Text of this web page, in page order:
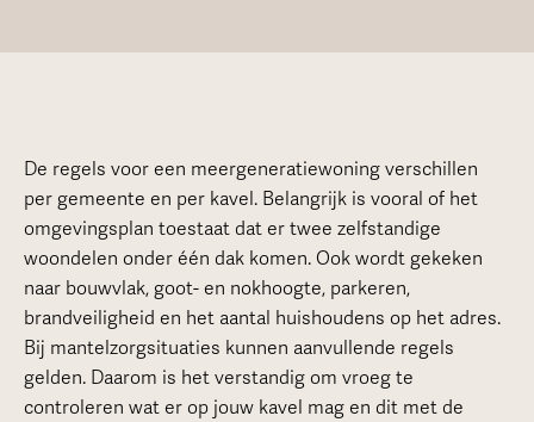
De regels voor een meergeneratiewoning verschillen
per gemeente en per kavel. Belangrijk is vooral of het
omgevingsplan toestaat dat er twee zelfstandige
woondelen onder één dak komen. Ook wordt gekeken
naar bouwvlak, goot- en nokhoogte, parkeren,
brandveiligheid en het aantal huishoudens op het adres.
Bij mantelzorgsituaties kunnen aanvullende regels
gelden. Daarom is het verstandig om vroeg te
controleren wat er op jouw kavel mag en dit met de